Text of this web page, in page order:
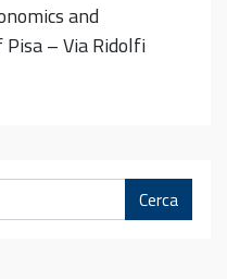
and
– Via Ridolfi